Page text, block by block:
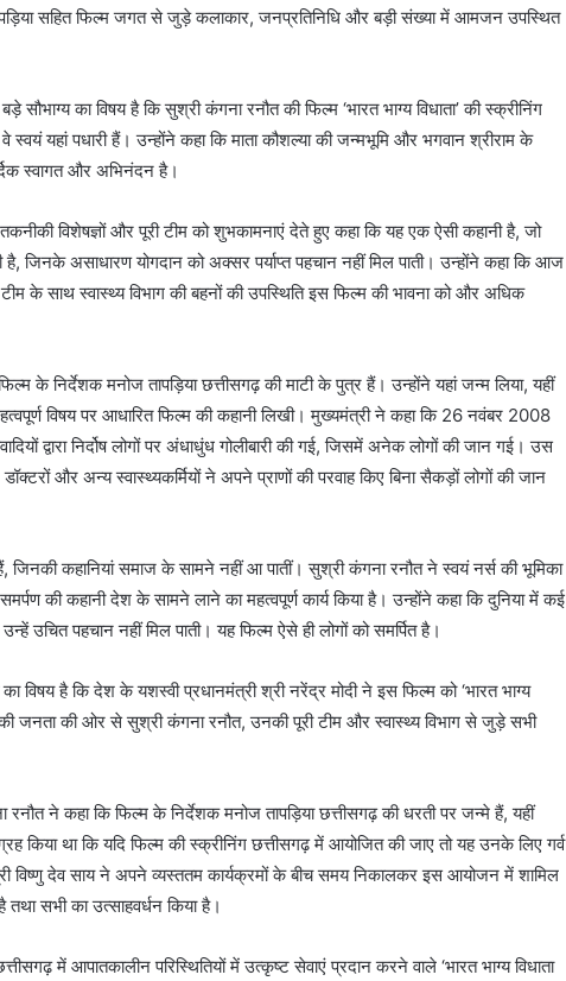
सहित फिल्म जगत से जुड़े कलाकार, जनप्रतिनिधि और बड़ी संख्या में आमजन उपस्थित
का विषय है कि सुश्री कंगना रनौत की फिल्म ‘भारत भाग्य विधाता’ की स्क्रीनिंग
यहां पधारी हैं। उन्होंने कहा कि माता कौशल्या की जन्मभूमि और भगवान श्रीराम के
स्वागत और अभिनंदन है।
विशेषज्ञों और पूरी टीम को शुभकामनाएं देते हुए कहा कि यह एक ऐसी कहानी है, जो
असाधारण योगदान को अक्सर पर्याप्त पहचान नहीं मिल पाती। उन्होंने कहा कि आज
के साथ स्वास्थ्य विभाग की बहनों की उपस्थिति इस फिल्म की भावना को और अधिक
के निर्देशक मनोज तापड़िया छत्तीसगढ़ की माटी के पुत्र हैं। उन्होंने यहां जन्म लिया, यहीं
विषय पर आधारित फिल्म की कहानी लिखी। मुख्यमंत्री ने कहा कि 26 नवंबर 2008
द्वारा निर्दोष लोगों पर अंधाधुंध गोलीबारी की गई, जिसमें अनेक लोगों की जान गई। उस
और अन्य स्वास्थ्यकर्मियों ने अपने प्राणों की परवाह किए बिना सैकड़ों लोगों की जान
जिनकी कहानियां समाज के सामने नहीं आ पातीं। सुश्री कंगना रनौत ने स्वयं नर्स की भूमिका
की कहानी देश के सामने लाने का महत्वपूर्ण कार्य किया है। उन्होंने कहा कि दुनिया में कई
उचित पहचान नहीं मिल पाती। यह फिल्म ऐसे ही लोगों को समर्पित है।
विषय है कि देश के यशस्वी प्रधानमंत्री श्री नरेंद्र मोदी ने इस फिल्म को ‘भारत भाग्य
की जनता की ओर से सुश्री कंगना रनौत, उनकी पूरी टीम और स्वास्थ्य विभाग से जुड़े सभी
ने कहा कि फिल्म के निर्देशक मनोज तापड़िया छत्तीसगढ़ की धरती पर जन्मे हैं, यहीं
था कि यदि फिल्म की स्क्रीनिंग छत्तीसगढ़ में आयोजित की जाए तो यह उनके लिए गर्व
विष्णु देव साय ने अपने व्यस्ततम कार्यक्रमों के बीच समय निकालकर इस आयोजन में शामिल
तथा सभी का उत्साहवर्धन किया है।
में आपातकालीन परिस्थितियों में उत्कृष्ट सेवाएं प्रदान करने वाले ‘भारत भाग्य विधाता